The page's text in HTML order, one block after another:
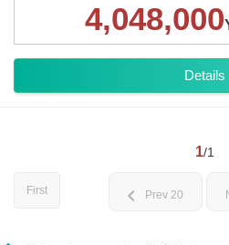
4,048,000
Details
1/1
First chevron_left Prev 20